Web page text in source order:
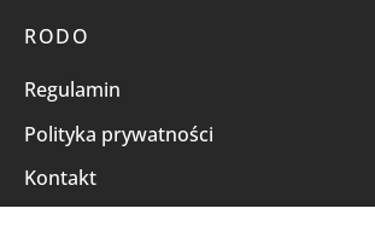
RODO
Regulamin
Polityka prywatności
Kontakt